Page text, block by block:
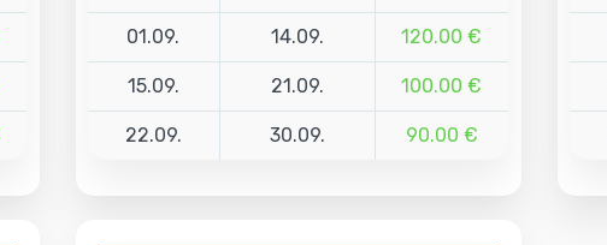
01.09. 14.09. 120.00 €
15.09. 21.09. 100.00 €
22.09. 30.09. 90.00 €